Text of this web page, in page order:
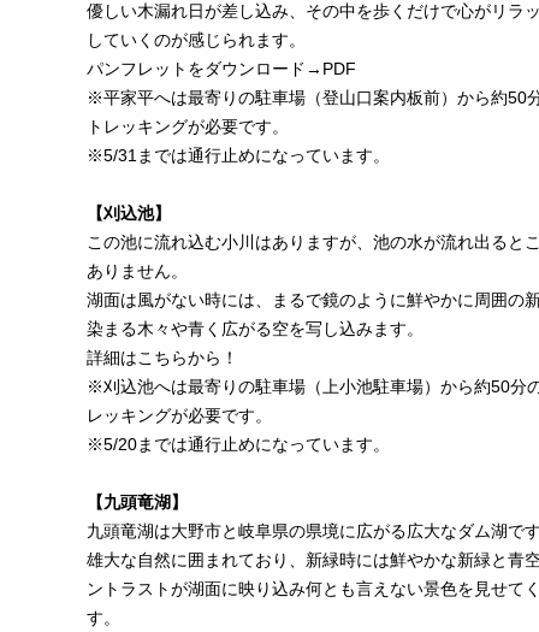
優しい木漏れ日が差し込み、その中を歩くだけで心がリラ
していくのが感じられます。
パンフレットをダウンロード→ PDF
※平家平へは最寄りの駐車場（登山口案内板前）から約50
トレッキングが必要です。
※5/31までは通行止めになっています。
【刈込池】
この池に流れ込む小川はありますが、池の水が流れ出ると
ありません。
湖面は風がない時には、まるで鏡のように鮮やかに周囲の
染まる木々や青く広がる空を写し込みます。
詳細はこちらから！
※刈込池へは最寄りの駐車場（上小池駐車場）から約50分
レッキングが必要です。
※5/20までは通行止めになっています。
【九頭竜湖】
九頭竜湖は大野市と岐阜県の県境に広がる広大なダム湖で
雄大な自然に囲まれており、新緑時には鮮やかな新緑と青
ントラストが湖面に映り込み何とも言えない景色を見せて
す。